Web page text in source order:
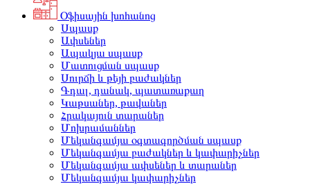
Օֆիսային խոհանոց
Սպասք
Ափսեներ
Ապակյա սպասք
Մատուցման սպասք
Սուրճի և թեյի բաժակներ
Գդալ, դանակ, պատառաքաղ
Կաթսաներ, թավաներ
Հրակայուն տարաներ
Մոխրամաններ
Մեկանգամյա օգտագործման սպասք
Մեկանգամյա բաժակներ և կափարիչներ
Մեկանգամյա ափսեներ և տարաներ
Մեկանգամյա կափարիչներ